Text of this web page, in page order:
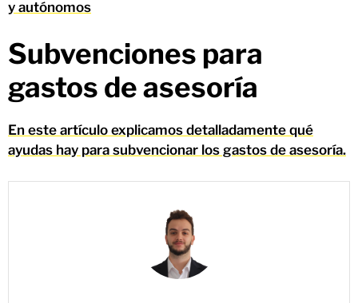
y autónomos
Subvenciones para
gastos de asesoría
En este artículo explicamos detalladamente qué
ayudas hay para subvencionar los gastos de asesoría.